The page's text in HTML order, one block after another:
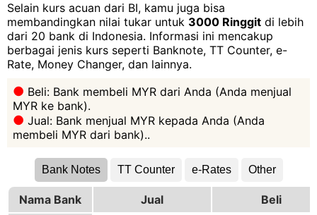
Selain kurs acuan dari BI, kamu juga bisa
membandingkan nilai tukar untuk 3000 Ringgit di lebih
dari 20 bank di Indonesia. Informasi ini mencakup
berbagai jenis kurs seperti Banknote, TT Counter, e-
Rate, Money Changer, dan lainnya.
Beli: Bank membeli MYR dari Anda (Anda menjual
MYR ke bank).
Jual: Bank menjual MYR kepada Anda (Anda
membeli MYR dari bank)..
Bank Notes TT Counter e-Rates Other
Nama Bank Jual
Beli